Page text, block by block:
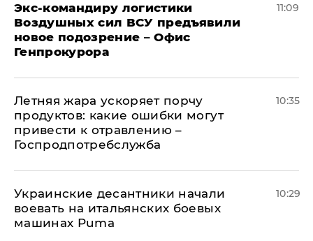
Экс-командиру логистики
Воздушных сил ВСУ предъявили
новое подозрение – Офис
Генпрокурора
11:09
Летняя жара ускоряет порчу
продуктов: какие ошибки могут
привести к отравлению –
Госпродпотребслужба
10:35
Украинские десантники начали
воевать на итальянских боевых
машинах Puma
10:29